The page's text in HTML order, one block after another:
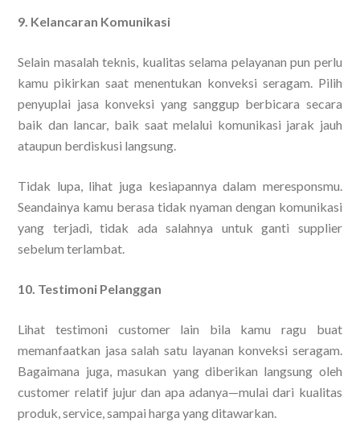
9. Kelancaran Komunikasi
Selain masalah teknis, kualitas selama pelayanan pun perlu
kamu pikirkan saat menentukan konveksi seragam. Pilih
penyuplai jasa konveksi yang sanggup berbicara secara
baik dan lancar, baik saat melalui komunikasi jarak jauh
ataupun berdiskusi langsung.
Tidak lupa, lihat juga kesiapannya dalam meresponsmu.
Seandainya kamu berasa tidak nyaman dengan komunikasi
yang terjadi, tidak ada salahnya untuk ganti supplier
sebelum terlambat.
10. Testimoni Pelanggan
Lihat testimoni customer lain bila kamu ragu buat
memanfaatkan jasa salah satu layanan konveksi seragam.
Bagaimana juga, masukan yang diberikan langsung oleh
customer relatif jujur dan apa adanya—mulai dari kualitas
produk, service, sampai harga yang ditawarkan.